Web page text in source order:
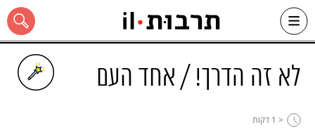
Skip
content
לא זה הדרך! / אחד העם
< 1 דקות